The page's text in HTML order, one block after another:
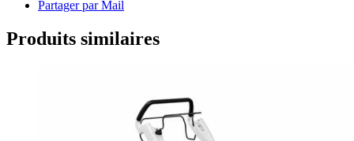
Partager par Mail
Produits similaires